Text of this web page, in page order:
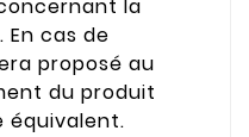
la
cas de
proposé au
du produit
équivalent.